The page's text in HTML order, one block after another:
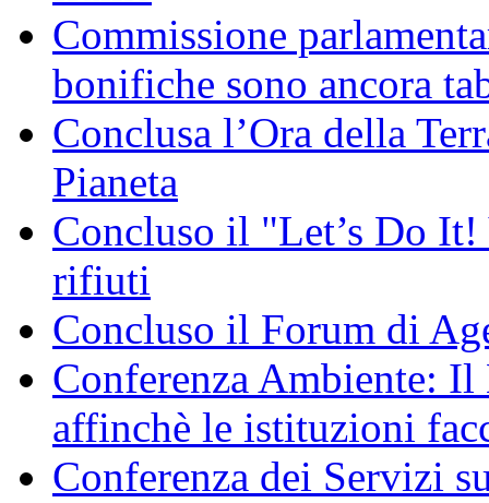
Commissione
bonifiche sono ancora
Conclusa l’Ora della
Pianeta
Concluso il "Let’s Do
rifiuti
Concluso il Forum di
Conferenza Ambiente:
affinchè le istituzioni
Conferenza dei Servizi